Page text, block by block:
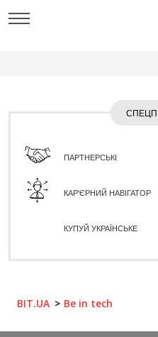
ПАРТНЕРСЬКІ
КАР'ЄРНИЙ НАВІГАТОР
КУПУЙ УКРАЇНСЬКЕ
BIT.UA Be in tech